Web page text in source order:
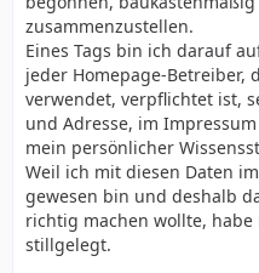
zusammenzustellen.
Eines Tags bin ich darauf
jeder Homepage-Betreiber,
verwendet, verpflichtet ist,
und Adresse, im
mein persönlicher
Weil ich mit diesen Daten
gewesen bin und deshalb
richtig machen wollte,
stillgelegt.